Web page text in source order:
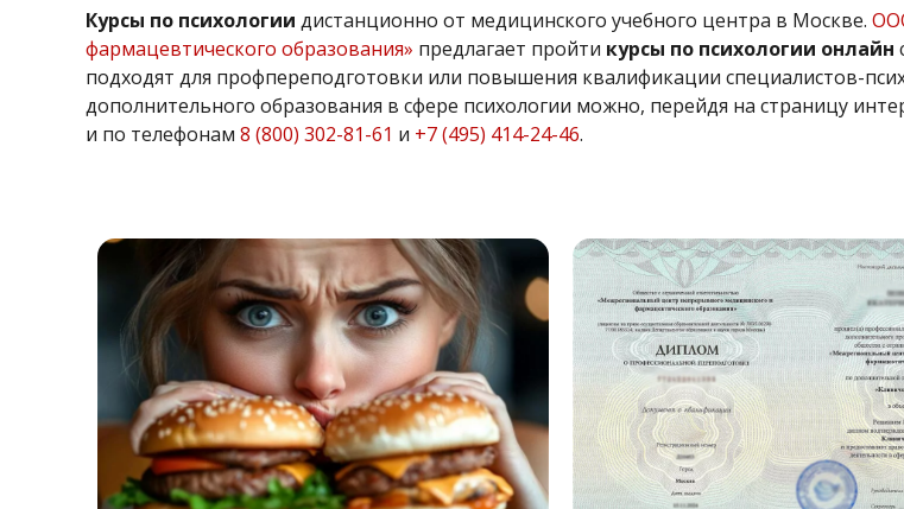
Курсы по психологии дистанционно от медицинского учебного центра в Москве.
фармацевтического образования» предлагает пройти курсы по психологии онлайн
подходят для профпереподготовки или повышения квалификации специалистов-
дополнительного образования в сфере психологии можно, перейдя на страницу
и по телефонам 8 (800) 302-81-61 и +7 (495) 414-24-46.